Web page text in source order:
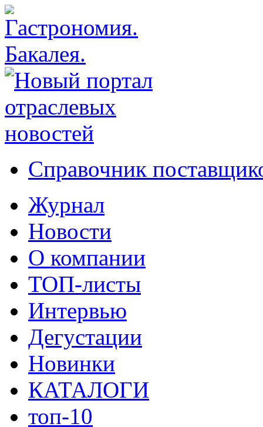
Справочник
Журнал
Новости
О компании
ТОП-листы
Интервью
Дегустации
Новинки
КАТАЛОГИ
топ-10